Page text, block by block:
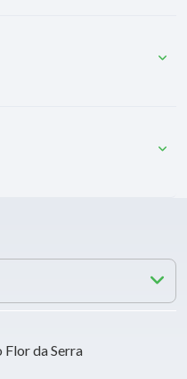
Flor da Serra